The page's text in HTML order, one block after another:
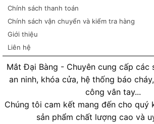
Chính sách thanh toán
Chính sách vận chuyển và kiểm tra hàng
Giới thiệu
Liên hệ
Mắt Đại Bàng - Chuyên cung cấp các
an ninh, khóa cửa, hệ thống báo
công vân tay...
Chúng tôi cam kết mang đến cho quý
sản phẩm chất lượng cao và